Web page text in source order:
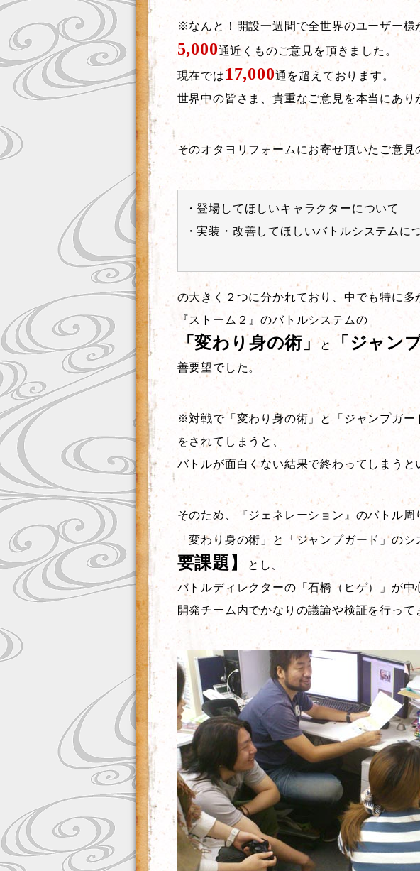
※なんと！開設一週間で全世界のユーザー様
5,000通近くものご意見を頂きました。
現在では17,000通を超えております。
世界中の皆さま、貴重なご意見を本当にあり
そのオタヨリフォームにお寄せ頂いたご意見
・登場してほしいキャラクターについて
・実装・改善してほしいバトルシステムに
の大きく２つに分かれており、中でも特に多
『ストーム２』のバトルシステムの
「変わり身の術」と 「ジャン
善要望でした。
※対戦で「変わり身の術」と「ジャンプガー
をされてしまうと、
バトルが面白くない結果で終わってしまうと
そのため、『ジェネレーション』のバトル周
「変わり身の術」と「ジャンプガード」の
要課題】
とし、
バトルディレクターの「石橋（ヒゲ）」が中
開発チーム内でかなりの議論や検証を行って